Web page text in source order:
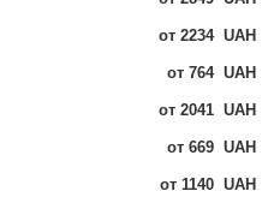
от 2234 UAH
от 764 UAH
от 2041 UAH
от 669 UAH
от 1140 UAH